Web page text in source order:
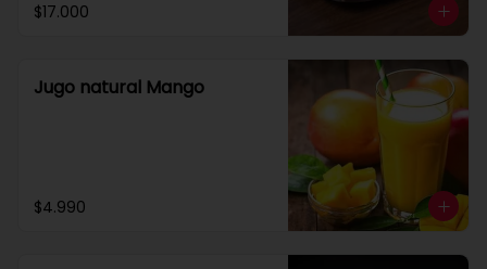
$17.000
Jugo natural Mango
$4.990